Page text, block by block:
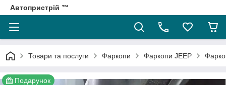
Автопристрій ™
Товари та послуги Фаркопи Фаркопи JEEP
Подарунок